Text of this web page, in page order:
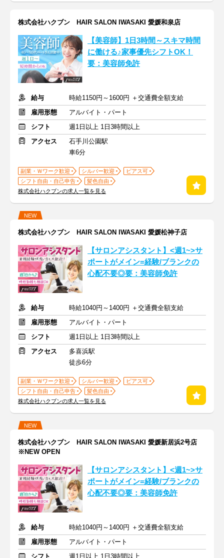
株式会社ハクブン HAIR SALON IWASAKI 愛媛和泉店
【美容師】1日3時間～スキマ時間
に働ける♪家事優先シフトOK！
要：美容師免許
給与
時給1150円～1600円 ＋交通費全額支給
雇用形態
アルバイト・パート
シフト
週1日以上 1日3時間以上
アクセス
石手川公園駅
車6分
副業・Ｗワーク歓迎 シルバー歓迎
ピアス可
シフト自由・自己申告
髪色自由
株式会社ハクブンの求人一覧を見る
NEW
株式会社ハクブン HAIR SALON IWASAKI 愛媛松神子店
【サロンアシスタント】<週1~>サ
ポートがメイン=経験/ブランクの
心配不要◎要：美容師免許
給与
時給1040円～1400円 ＋交通費全額支給
雇用形態
アルバイト・パート
シフト
週1日以上 1日3時間以上
アクセス
多喜浜駅
徒歩6分
副業・Ｗワーク歓迎 シルバー歓迎
ピアス可
シフト自由・自己申告
髪色自由
株式会社ハクブンの求人一覧を見る
NEW
株式会社ハクブン HAIR SALON IWASAKI 愛媛新居浜2号店
※NEW OPEN
【サロンアシスタント】<週1~>サ
ポートがメイン=経験/ブランクの
心配不要◎要：美容師免許
給与
時給1040円～1400円 ＋交通費全額支給
雇用形態
アルバイト・パート
シフト
週1日以上 1日3時間以上